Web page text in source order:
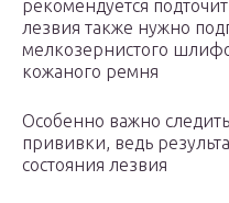
рекомендуется
лезвия также нужно
мелкозернистого
кожаного ремня
Особенно важно
прививки, ведь
состояния лезвия